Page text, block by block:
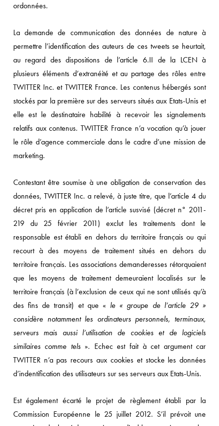
ordonnées.
La demande de communication des données de nature à
permettre l’identification des auteurs de ces tweets se heurtait,
au regard des dispositions de l’article 6.II de la LCEN à
plusieurs éléments d’extranéité et au partage des rôles entre
TWITTER Inc. et TWITTER France. Les contenus hébergés sont
stockés par la première sur des serveurs situés aux Etats-Unis et
elle est le destinataire habilité à recevoir les signalements
relatifs aux contenus. TWITTER France n’a vocation qu’à jouer
le rôle d’agence commerciale dans le cadre d’une mission de
marketing.
Contestant être soumise à une obligation de conservation des
données, TWITTER Inc. a relevé, à juste titre, que l’article 4 du
décret pris en application de l’article susvisé (décret n° 2011-
219 du 25 février 2011) exclut les traitements dont le
responsable est établi en dehors du territoire français ou qui
recourt à des moyens de traitement situés en dehors du
territoire français. Les associations demanderesses rétorquaient
que les moyens de traitement demeuraient localisés sur le
territoire français (à l’exclusion de ceux qui ne sont utilisés qu’à
des fins de transit) et que « le « groupe de l’article 29 »
considère notamment les ordinateurs personnels, terminaux,
serveurs mais aussi l’utilisation de cookies et de logiciels
similaires comme tels». Echec est fait à cet argument car
TWITTER n’a pas recours aux cookies et stocke les données
d’indentification des utilisateurs sur ses serveurs aux Etats-Unis.
Est également écarté le projet de règlement établi par la
Commission Européenne le 25 juillet 2012. S’il prévoit une